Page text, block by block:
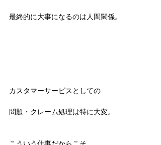
最終的に大事になるのは人間関係。
カスタマーサービスとしての
問題・クレーム処理は特に大変。